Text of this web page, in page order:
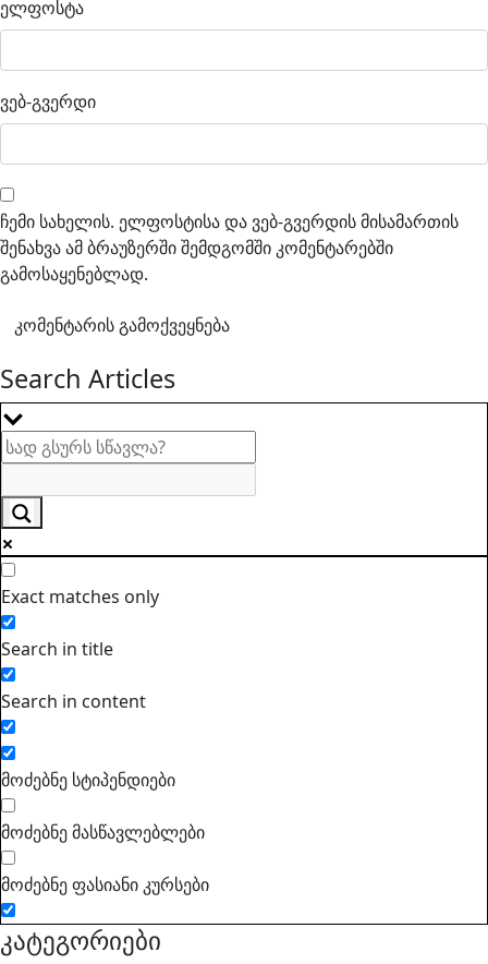
ელფოსტა
ვებ-გვერდი
ჩემი სახელის. ელფოსტისა და ვებ-გვერდის მისამართის
შენახვა ამ ბრაუზერში შემდგომში კომენტარებში
გამოსაყენებლად.
Search Articles
Exact matches only
Search in title
Search in content
მოძებნე სტიპენდიები
მოძებნე მასწავლებლები
მოძებნე ფასიანი კურსები
კატეგორიები